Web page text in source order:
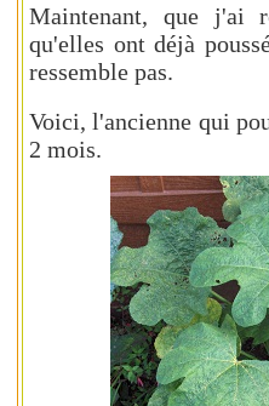
Maintenant, que j'ai
qu'elles ont déjà
ressemble pas.
Voici, l'ancienne qui
2 mois.